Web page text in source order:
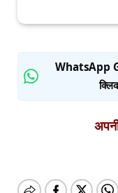
WhatsApp